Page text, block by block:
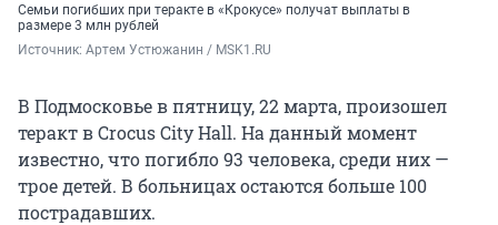
Семьи погибших при теракте в «Крокусе» получат выплаты в
размере 3 млн рублей
Источник: Артем Устюжанин / MSK1.RU
В Подмосковье в пятницу, 22 марта, произошел
теракт в Crocus City Hall. На данный момент
известно, что погибло 93 человека, среди них —
трое детей. В больницах остаются больше 100
пострадавших.